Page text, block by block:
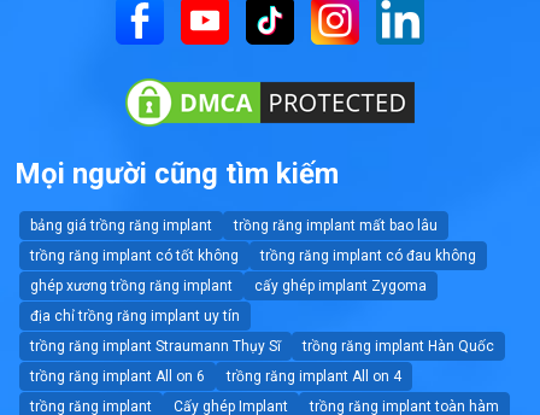
Mọi người cũng tìm kiếm
bảng giá trồng răng implant
trồng răng implant mất bao lâu
trồng răng implant có tốt không
trồng răng implant có đau không
ghép xương trồng răng implant
cấy ghép implant Zygoma
địa chỉ trồng răng implant uy tín
trồng răng implant Straumann Thụy Sĩ
trồng răng implant Hàn Quốc
trồng răng implant All on 6
trồng răng implant All on 4
trồng răng implant
Cấy ghép Implant trồng răng implant toàn hàm